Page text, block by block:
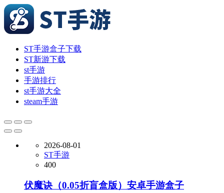
ST手游盒子下载
ST新游下载
st手游
手游排行
st手游大全
steam手游
2026-08-01
ST手游
400
伏魔诀（0.05折盲盒版）安卓手游盒子